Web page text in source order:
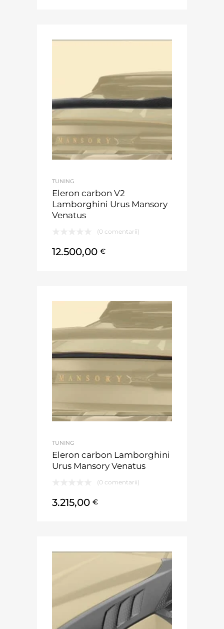
TUNING
Eleron carbon V2
Lamborghini Urus Mansory
Venatus
(0 comentarii)
12.500,00 €
TUNING
Eleron carbon Lamborghini
Urus Mansory Venatus
(0 comentarii)
3.215,00 €